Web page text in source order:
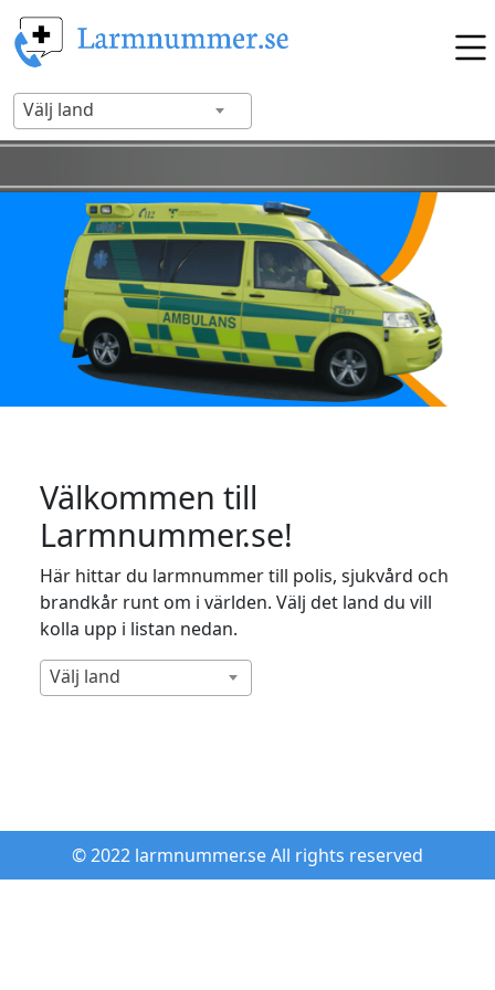
Välj land
Välkommen till
Larmnummer.se!
Här hittar du larmnummer till polis, sjukvård och
brandkår runt om i världen. Välj det land du vill
kolla upp i listan nedan.
Välj land
© 2022 larmnummer.se All rights reserved